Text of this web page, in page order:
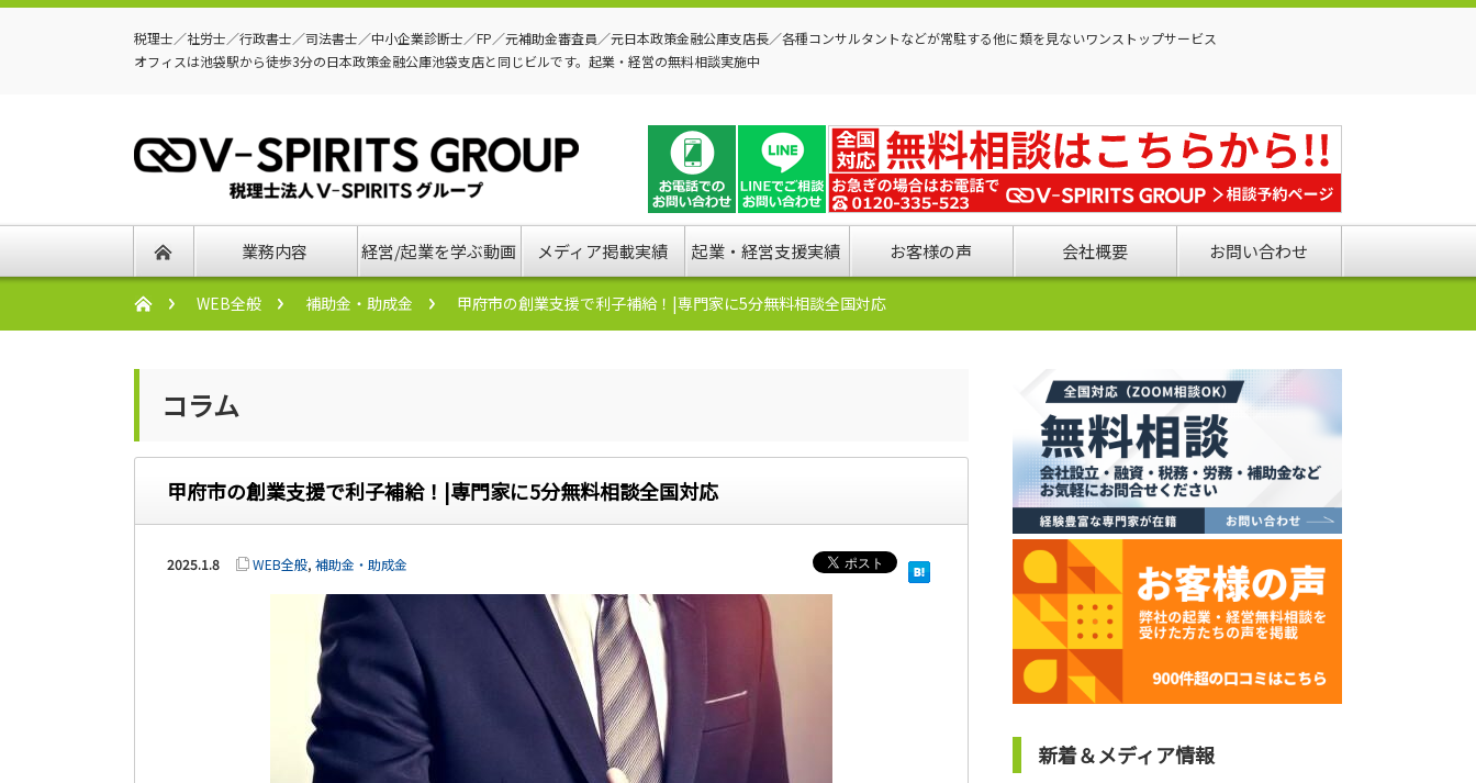
税理士／社労士／行政書士／司法書士／中小企業診断士／FP／元補助金審査員／元日本政策金融公庫支店長／各種コンサルタントなどが常駐する他に類を見ないワンストップサービス
オフィスは池袋駅から徒歩3分の日本政策金融公庫池袋支店と同じビルです。起業・経営の無料相談実施中
業務内容 経営/起業を学ぶ動画 メディア掲載実績 起業・経営支援実績 お客様の声 会社概要 お問い合わせ
WEB全般 補助金・助成金 甲府市の創業支援で利子補給！|専門家に5分無料相談全国対応
コラム
甲府市の創業支援で利子補給！|専門家に5分無料相談全国対応
2025.1.8 WEB全般, 補助金・助成金
新着＆メディア情報